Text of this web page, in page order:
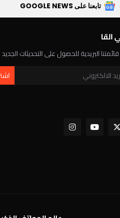
تابعنا على GOOGLE NEWS
القا
البريدية للحصول على التحديثات الجديد